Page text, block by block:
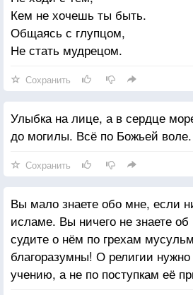
Кем не хочешь ты быть.
Общаясь с глупцом,
Не стать мудрецом.
Сохранить
Улыбка на лице, а в сердце
до могилы. Всё по Божьей воле.
Сохранить
Вы мало знаете обо мне, если
исламе. Вы ничего не знаете
судите о нём по грехам
благоразумны! О религии
учению, а не по поступкам её